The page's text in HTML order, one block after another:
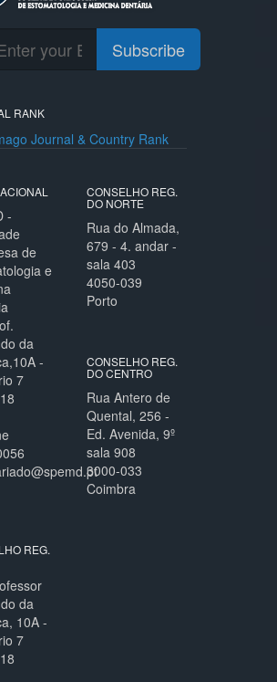
Subscribe
RANK
-
de
e
da
-
7
CONSELHO REG.
DO NORTE
Rua do Almada,
679 - 4. andar -
sala 403
4050-039
Porto
CONSELHO REG.
DO CENTRO
Rua Antero de
Quental, 256 -
Ed. Avenida, 9º
sala 908
3000-033
Coimbra
REG.
da
10A -
7